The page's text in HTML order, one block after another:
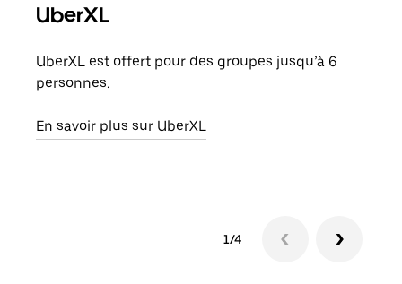
UberXL
UberXL est offert pour des groupes jusqu’à 6
personnes.
En savoir plus sur UberXL
1/4